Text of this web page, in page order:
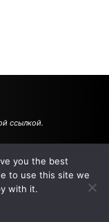
ссылкой.
НА САЙТЕ
you the best
to use this site we
with it.